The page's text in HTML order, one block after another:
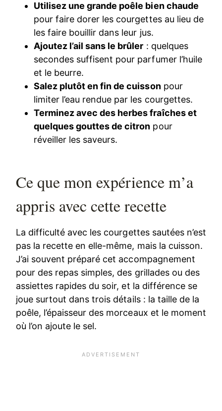
Utilisez une grande poêle bien chaude
pour faire dorer les courgettes au lieu de
les faire bouillir dans leur jus.
Ajoutez l’ail sans le brûler : quelques
secondes suffisent pour parfumer l’huile
et le beurre.
Salez plutôt en fin de cuissonpour
limiter l’eau rendue par les courgettes.
Terminez avec des herbes fraîches et
quelques gouttes de citron pour
réveiller les saveurs.
Ce que mon expérience m’a
appris avec cette recette
La difficulté avec les courgettes sautées n’est
pas la recette en elle-même, mais la cuisson.
J’ai souvent préparé cet accompagnement
pour des repas simples, des grillades ou des
assiettes rapides du soir, et la différence se
joue surtout dans trois détails : la taille de la
poêle, l’épaisseur des morceaux et le moment
où l’on ajoute le sel.